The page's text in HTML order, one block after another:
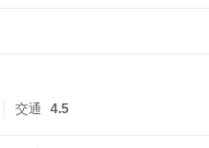
交通 4.5